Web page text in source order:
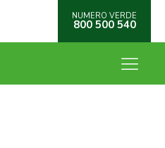
NUMERO VERDE
800 500 540